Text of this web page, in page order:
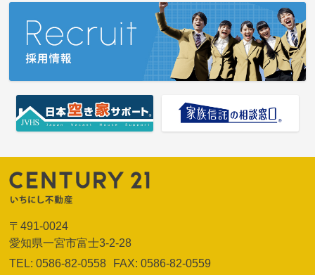
〒491-0024
愛知県一宮市富士3-2-28
TEL: 0586-82-0558
FAX: 0586-82-0559